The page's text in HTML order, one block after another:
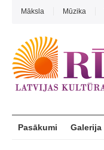
Māksla Mūzika
Pasākumi Galerija